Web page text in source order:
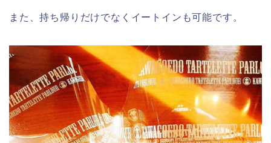
また、持ち帰りだけでなくイートインも可能です。